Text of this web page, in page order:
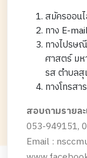
สมัครออน
ทาง E-
ทางไปรษ
ศาสตร์ มห
รส ตำบลสุ
ทางโทรส
สอบถามรายล
053-949151,
Email :